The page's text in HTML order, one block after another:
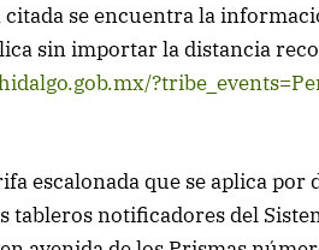
se encuentra la
sin importar la distancia
escalonada que se aplica
tableros notificadores del